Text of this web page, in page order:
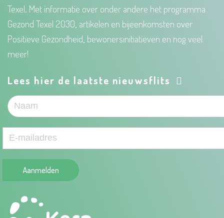
Texel. Met informatie over onder andere het programma
Gezond Texel 2030, artikelen en bijeenkomsten over
Positieve Gezondheid, bewonersinitiatieven en nog veel
meer!
Lees hier de laatste nieuwsflits
Aanmelden